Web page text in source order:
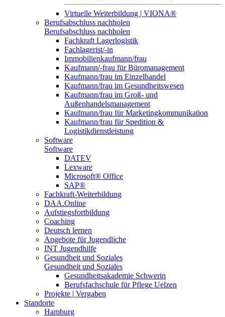
Virtuelle Weiterbildung | VIONA®
Berufsabschluss nachholen
Berufsabschluss nachholen
Fachkraft Lagerlogistik
Fachlagerist/-in
Immobilienkaufmann/frau
Kaufmann/-frau für Büromanagement
Kaufmann/frau im Einzelhandel
Kaufmann/frau im Gesundheitswesen
Kaufmann/frau im Groß- und
Außenhandelsmanagement
Kaufmann/frau für Marketingkommunikation
Kaufmann/frau für Spedition &
Logistikdienstleistung
Software
Software
DATEV
Lexware
Microsoft® Office
SAP®
Fachkraft-Weiterbildung
DAA.Online
Aufstiegsfortbildung
Coaching
Deutsch lernen
Angebote für Jugendliche
INT Jugendhilfe
Gesundheit und Soziales
Gesundheit und Soziales
Gesundheitsakademie Schwerin
Berufsfachschule für Pflege Uelzen
Projekte | Vergaben
Standorte
Hamburg